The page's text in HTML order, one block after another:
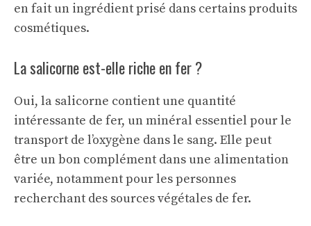
en fait un ingrédient prisé dans certains produits
cosmétiques.
La salicorne est-elle riche en fer ?
Oui, la salicorne contient une quantité
intéressante de fer, un minéral essentiel pour le
transport de l’oxygène dans le sang. Elle peut
être un bon complément dans une alimentation
variée, notamment pour les personnes
recherchant des sources végétales de fer.